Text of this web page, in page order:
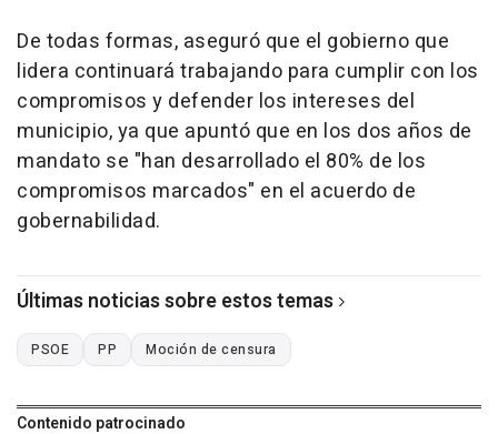
De todas formas, aseguró que el gobierno que
lidera continuará trabajando para cumplir con los
compromisos y defender los intereses del
municipio, ya que apuntó que en los dos años de
mandato se "han desarrollado el 80% de los
compromisos marcados" en el acuerdo de
gobernabilidad.
Últimas noticias sobre estos temas
PSOE PP Moción de censura
Contenido patrocinado